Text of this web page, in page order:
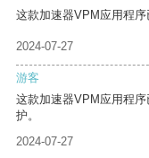
这款加速器VPM应用程序
2024-07-27
游客
这款加速器VPM应用程
护。
2024-07-27